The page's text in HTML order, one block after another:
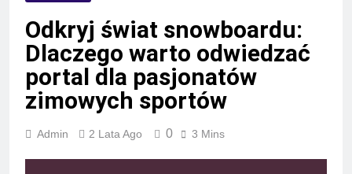
Odkryj świat snowboardu:
Dlaczego warto odwiedzać
portal dla pasjonatów
zimowych sportów
Admin 2 Lata Ago 0 3 Mins